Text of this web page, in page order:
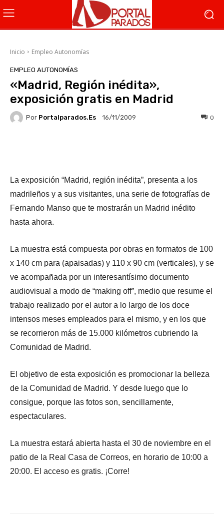
Inicio Empleo Autonomías
EMPLEO AUTONOMÍAS
«Madrid, Región inédita»,
exposición gratis en Madrid
Por Portalparados.es 16/11/2009 0
La exposición “Madrid, región inédita”, presenta a los
madrileños y a sus visitantes, una serie de fotografías de
Fernando Manso que te mostrarán un Madrid inédito
hasta ahora.
La muestra está compuesta por obras en formatos de 100
x 140 cm para (apaisadas) y 110 x 90 cm (verticales), y se
ve acompañada por un interesantísimo documento
audiovisual a modo de “making off”, medio que resume el
trabajo realizado por el autor a lo largo de los doce
intensos meses empleados para el mismo, y en los que
se recorrieron más de 15.000 kilómetros cubriendo la
Comunidad de Madrid.
El objetivo de esta exposición es promocionar la belleza
de la Comunidad de Madrid. Y desde luego que lo
consigue, porque las fotos son, sencillamente,
espectaculares.
La muestra estará abierta hasta el 30 de noviembre en el
patio de la Real Casa de Correos, en horario de 10:00 a
20:00. El acceso es gratis. ¡Corre!